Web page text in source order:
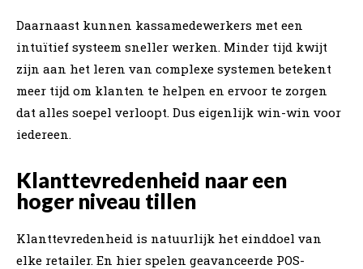
Daarnaast kunnen kassamedewerkers met een
intuïtief systeem sneller werken. Minder tijd kwijt
zijn aan het leren van complexe systemen betekent
meer tijd om klanten te helpen en ervoor te zorgen
dat alles soepel verloopt. Dus eigenlijk win-win voor
iedereen.
Klanttevredenheid naar een
hoger niveau tillen
Klanttevredenheid is natuurlijk het einddoel van
elke retailer. En hier spelen geavanceerde POS-